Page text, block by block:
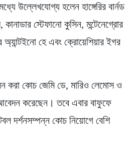
উল্লেখযোগ্য হলেন হাঙ্গেরির বার্নড
কানাডার স্টেফানো কুসিন, মন্টেনেগ্রোর
অ্যান্টইনো হে এবং ক্রোয়েশিয়ার ইগর
করা কোচ জেমি ডে, মারিও লেমোস ও
করেছেন। তবে এবার বাফুফে
দর্শনসম্পন্ন কোচ নিয়োগে বেশি